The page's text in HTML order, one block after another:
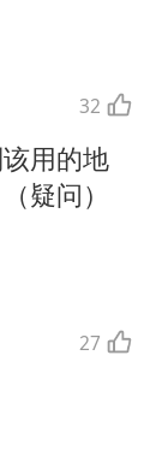
32
用的地
疑问）
27